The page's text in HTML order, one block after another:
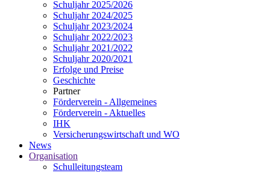
Schuljahr 2025/2026
Schuljahr 2024/2025
Schuljahr 2023/2024
Schuljahr 2022/2023
Schuljahr 2021/2022
Schuljahr 2020/2021
Erfolge und Preise
Geschichte
Partner
Förderverein - Allgemeines
Förderverein - Aktuelles
IHK
Versicherungswirtschaft und WO
News
Organisation
Schulleitungsteam